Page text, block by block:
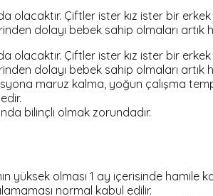
Çiftler ister kız ister bir
dolayı bebek sahip olmaları
Çiftler ister kız ister bir
dolayı bebek sahip olmaları
maruz kalma, yoğun çalışma
bilinçli olmak zorundadır.
yüksek olması 1 ay içerisinde hamile
normal kabul edilir.